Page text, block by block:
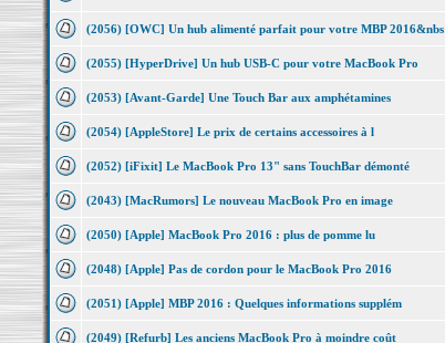
(2056) [OWC] Un hub alimenté parfait pour votre MBP 2016&nbs
(2055) [HyperDrive] Un hub USB-C pour votre MacBook Pro
(2053) [Avant-Garde] Une Touch Bar aux amphétamines
(2054) [AppleStore] Le prix de certains accessoires à l
(2052) [iFixit] Le MacBook Pro 13" sans TouchBar démonté
(2043) [MacRumors] Le nouveau MacBook Pro en image
(2050) [Apple] MacBook Pro 2016 : plus de pomme lu
(2048) [Apple] Pas de cordon pour le MacBook Pro 2016
(2051) [Apple] MBP 2016 : Quelques informations supplém
(2049) [Refurb] Les anciens MacBook Pro à moindre coût